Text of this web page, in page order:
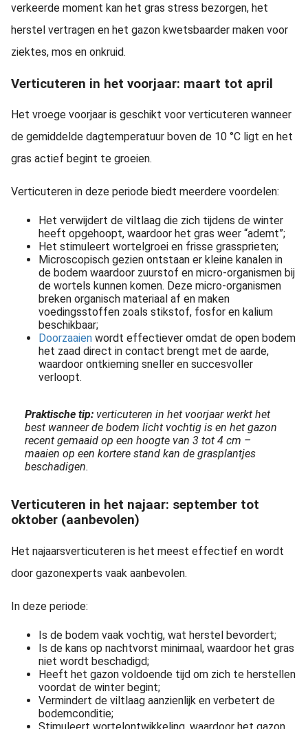
verkeerde moment kan het gras stress bezorgen, het
herstel vertragen en het gazon kwetsbaarder maken voor
ziektes, mos en onkruid.
Verticuteren in het voorjaar: maart tot april
Het vroege voorjaar is geschikt voor verticuteren wanneer
de gemiddelde dagtemperatuur boven de 10 °C ligt en het
gras actief begint te groeien.
Verticuteren in deze periode biedt meerdere voordelen:
Het verwijdert de viltlaag die zich tijdens de winter
heeft opgehoopt, waardoor het gras weer “ademt”;
Het stimuleert wortelgroei en frisse grassprieten;
Microscopisch gezien ontstaan er kleine kanalen in
de bodem waardoor zuurstof en micro-organismen bij
de wortels kunnen komen. Deze micro-organismen
breken organisch materiaal af en maken
voedingsstoffen zoals stikstof, fosfor en kalium
beschikbaar;
Doorzaaien wordt effectiever omdat de open bodem
het zaad direct in contact brengt met de aarde,
waardoor ontkieming sneller en succesvoller
verloopt.
Praktische tip: verticuteren in het voorjaar werkt het
best wanneer de bodem licht vochtig is en het gazon
recent gemaaid op een hoogte van 3 tot 4 cm –
maaien op een kortere stand kan de grasplantjes
beschadigen.
Verticuteren in het najaar: september tot
oktober (aanbevolen)
Het najaarsverticuteren is het meest effectief en wordt
door gazonexperts vaak aanbevolen.
In deze periode:
Is de bodem vaak vochtig, wat herstel bevordert;
Is de kans op nachtvorst minimaal, waardoor het gras
niet wordt beschadigd;
Heeft het gazon voldoende tijd om zich te herstellen
voordat de winter begint;
Vermindert de viltlaag aanzienlijk en verbetert de
bodemconditie;